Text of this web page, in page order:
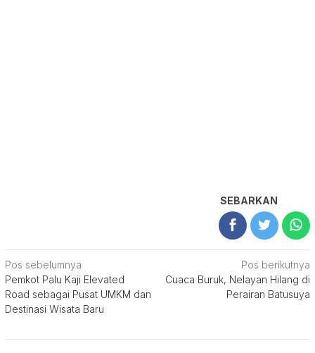
SEBARKAN
Navigasi
pos
Pos sebelumnya
Pemkot Palu Kaji Elevated
Road sebagai Pusat UMKM dan
Destinasi Wisata Baru
Pos berikutnya
Cuaca Buruk, Nelayan Hilang di
Perairan Batusuya